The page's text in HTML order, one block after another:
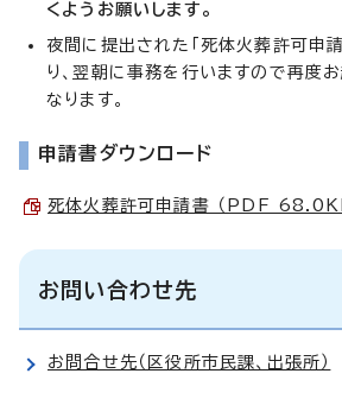
くようお願いします。
夜間に提出された「死体火葬許可申
り、翌朝に事務を行いますので再度
なります。
申請書ダウンロード
死体火葬許可申請書 （PDF
お問い合わせ先
お問合せ先（区役所市民課、出張所）